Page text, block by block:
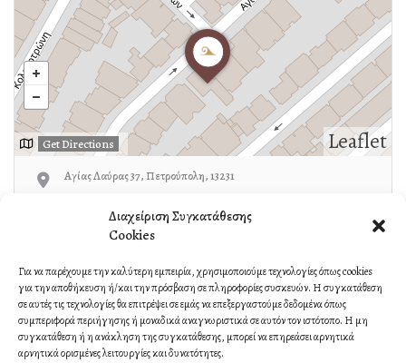
Διαχείριση Συγκατάθεσης
Cookies
Για να παρέχουμε την καλύτερη εμπειρία, χρησιμοποιούμε τεχνολογίες όπως cookies
για την αποθήκευση ή/και την πρόσβαση σε πληροφορίες συσκευών. Η συγκατάθεση
σε αυτές τις τεχνολογίες θα επιτρέψει σε εμάς να επεξεργαστούμε δεδομένα όπως
συμπεριφορά περιήγησης ή μοναδικά αναγνωριστικά σε αυτόν τον ιστότοπο. Η μη
συγκατάθεση ή η ανάκληση της συγκατάθεσης, μπορεί να επηρεάσει αρνητικά
αρνητικά ορισμένες λειτουργίες και δυνατότητες.
Leaflet
Get Directions
Αγίας Λαύρας 37, Πετρούπολη, 13231
Μπότσαρης:6940771701
Own or work here? Claim Now!